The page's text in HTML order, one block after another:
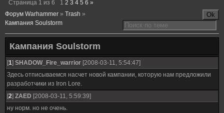
Страница 1 из 6 1 2 3 4 5 6 »
Форум Warhammer » Trash »
Кампания Soulstorm
Кампания Soulstorm
[1] SHADOW_Fire_warrior [2008-03-11, 5:54:47]
Здесь отписываемся насчет новой кампании, которую нам предложили
разработчики из Iron Lore.
[2] ZAED [2008-03-11, 5:59:39]
ну норм. но не очень.